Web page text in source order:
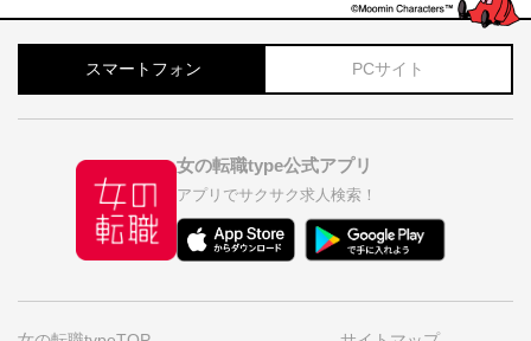
スマートフォン PCサイト
女の転職type公式アプリ
アプリでサクサク求人検索！